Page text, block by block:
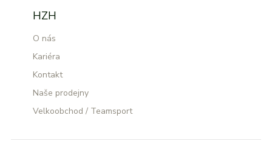
HZH
O nás
Kariéra
Kontakt
Naše prodejny
Velkoobchod / Teamsport